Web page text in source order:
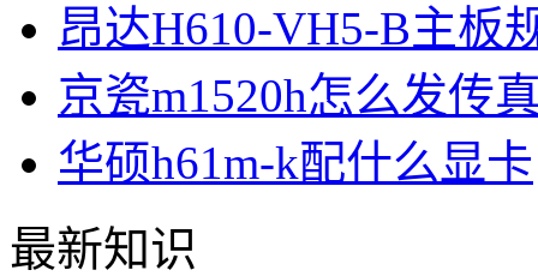
昂达H610-VH5-B主板
京瓷m1520h怎么发传
华硕h61m-k配什么显卡
最新知识